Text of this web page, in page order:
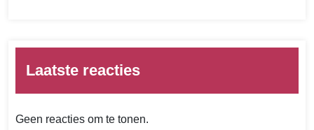
Laatste reacties
Geen reacties om te tonen.